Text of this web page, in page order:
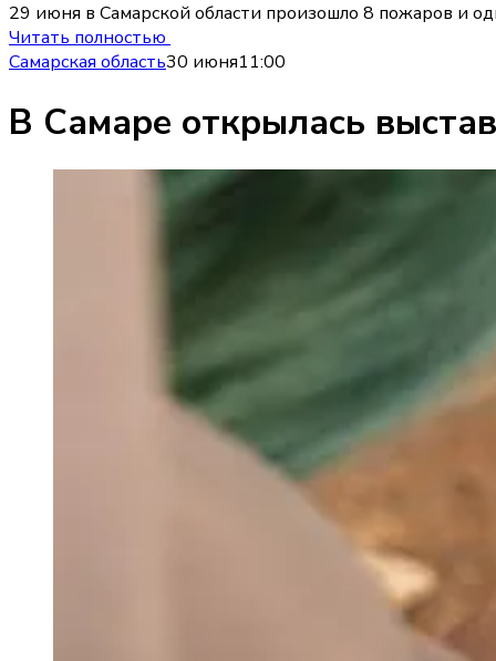
29 июня в Самарской области произошло 8 пожаров и
Читать полностью
Самарская область30 июня11:00
В Самаре открылась